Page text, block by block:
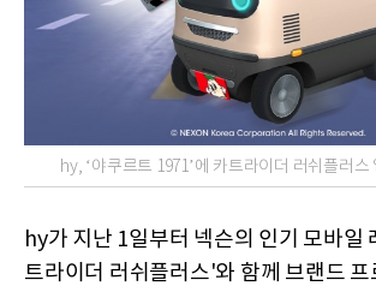
hy, ‘야쿠르트 1971’에 카트라이더 러쉬플러
hy가 지난 1일부터 넥슨의 인기 모바일
트라이더 러쉬플러스'와 함께 브랜드 프